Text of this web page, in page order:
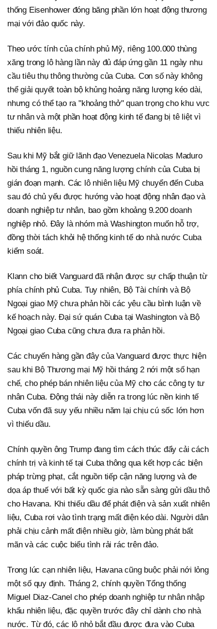
thống Eisenhower đóng băng phần lớn hoạt động thương
mại với đảo quốc này.
Theo ước tính của chính phủ Mỹ, riêng 100.000 thùng
xăng trong lô hàng lần này đủ đáp ứng gần 11 ngày nhu
cầu tiêu thụ thông thường của Cuba. Con số này không
thể giải quyết toàn bộ khủng hoảng năng lượng kéo dài,
nhưng có thể tạo ra "khoảng thở" quan trọng cho khu vực
tư nhân và một phần hoạt động kinh tế đang bị tê liệt vì
thiếu nhiên liệu.
Sau khi Mỹ bắt giữ lãnh đạo Venezuela Nicolas Maduro
hồi tháng 1, nguồn cung năng lượng chính của Cuba bị
gián đoạn mạnh. Các lô nhiên liệu Mỹ chuyển đến Cuba
sau đó chủ yếu được hướng vào hoạt động nhân đạo và
doanh nghiệp tư nhân, bao gồm khoảng 9.200 doanh
nghiệp nhỏ. Đây là nhóm mà Washington muốn hỗ trợ,
đồng thời tách khỏi hệ thống kinh tế do nhà nước Cuba
kiểm soát.
Klann cho biết Vanguard đã nhận được sự chấp thuận từ
phía chính phủ Cuba. Tuy nhiên, Bộ Tài chính và Bộ
Ngoại giao Mỹ chưa phản hồi các yêu cầu bình luận về
kế hoạch này. Đại sứ quán Cuba tại Washington và Bộ
Ngoại giao Cuba cũng chưa đưa ra phản hồi.
Các chuyến hàng gần đây của Vanguard được thực hiện
sau khi Bộ Thương mại Mỹ hồi tháng 2 nới một số hạn
chế, cho phép bán nhiên liệu của Mỹ cho các công ty tư
nhân Cuba. Động thái này diễn ra trong lúc nền kinh tế
Cuba vốn đã suy yếu nhiều năm lại chịu cú sốc lớn hơn
vì thiếu dầu.
Chính quyền ông Trump đang tìm cách thúc đẩy cải cách
chính trị và kinh tế tại Cuba thông qua kết hợp các biện
pháp trừng phạt, cắt nguồn tiếp cận năng lượng và đe
dọa áp thuế với bất kỳ quốc gia nào sẵn sàng gửi dầu thô
cho Havana. Khi thiếu dầu để phát điện và sản xuất nhiên
liệu, Cuba rơi vào tình trạng mất điện kéo dài. Người dân
phải chịu cảnh mất điện nhiều giờ, làm bùng phát bất
mãn và các cuộc biểu tình rải rác trên đảo.
Trong lúc cạn nhiên liệu, Havana cũng buộc phải nới lỏng
một số quy định. Tháng 2, chính quyền Tổng thống
Miguel Diaz-Canel cho phép doanh nghiệp tư nhân nhập
khẩu nhiên liệu, đặc quyền trước đây chỉ dành cho nhà
nước. Từ đó, các lô nhỏ bắt đầu được đưa vào Cuba